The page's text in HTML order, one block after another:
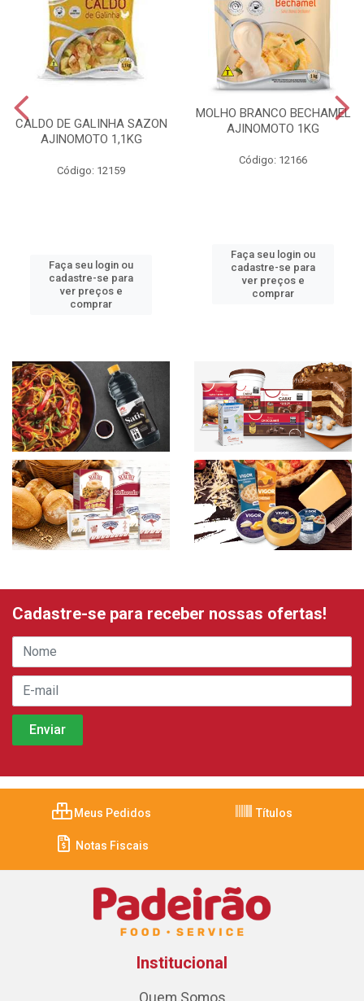
CALDO DE GALINHA SAZON
AJINOMOTO 1,1KG
Código: 12159
Faça seu login ou
cadastre-se para
ver preços e
comprar
MOLHO BRANCO BECHAMEL
AJINOMOTO 1KG
Código: 12166
Faça seu login ou
cadastre-se para
ver preços e
comprar
Cadastre-se para receber nossas ofertas!
Meus Pedidos Títulos
Notas Fiscais
Institucional
Quem Somos